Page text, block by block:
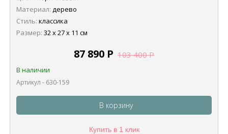
Материал: дерево
Стиль: классика
Размер: 32 х 27 х 11 см
87 890 Р 103 400Р
В наличии
Артикул - 630-159
В корзину
Купить в 1 клик